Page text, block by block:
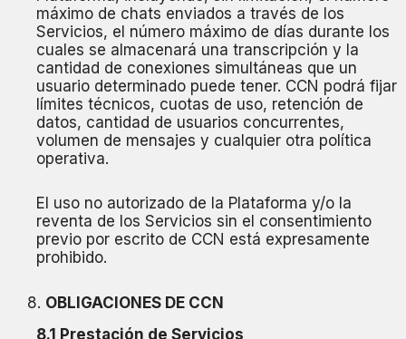
máximo de chats enviados a través de los
Servicios, el número máximo de días durante los
cuales se almacenará una transcripción y la
cantidad de conexiones simultáneas que un
usuario determinado puede tener. CCN podrá fijar
límites técnicos, cuotas de uso, retención de
datos, cantidad de usuarios concurrentes,
volumen de mensajes y cualquier otra política
operativa.
El uso no autorizado de la Plataforma y/o la
reventa de los Servicios sin el consentimiento
previo por escrito de CCN está expresamente
prohibido.
OBLIGACIONES DE CCN
8.1 Prestación de Servicios